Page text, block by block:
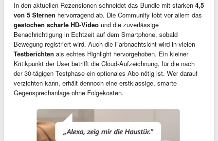
In den aktuellen Rezensionen schneidet das Bundle mit starken 4,5
von 5 Sternen hervorragend ab. Die Community lobt vor allem das
gestochen scharfe HD-Video und die zuverlässige
Benachrichtigung in Echtzeit auf dem Smartphone, sobald
Bewegung registriert wird. Auch die Farbnachtsicht wird in vielen
Testberichten als echtes Highlight hervorgehoben. Ein kleiner
Kritikpunkt der User betrifft die Cloud-Aufzeichnung, für die nach
der 30-tägigen Testphase ein optionales Abo nötig ist. Wer darauf
verzichten kann, erhält dennoch eine erstklassige, smarte
Gegensprechanlage ohne Folgekosten.